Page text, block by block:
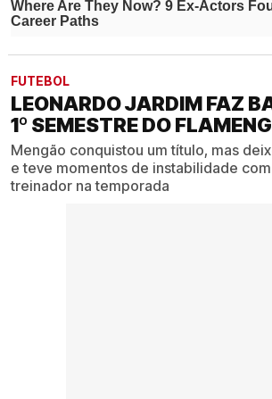
FUTEBOL
LEONARDO JARDIM FAZ
1º SEMESTRE DO
Mengão conquistou um título, mas
e teve momentos de instabilidade
treinador na temporada